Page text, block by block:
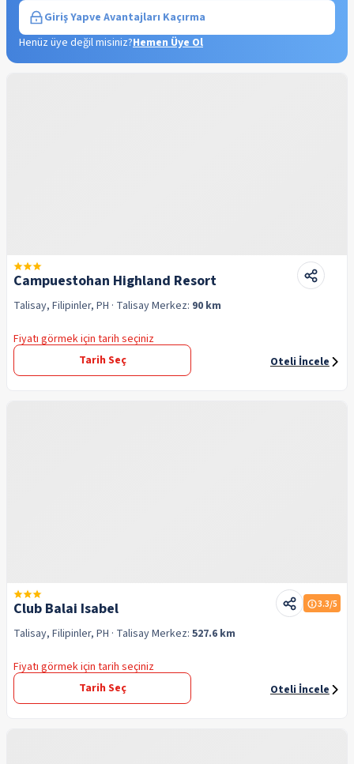
Giriş Yapve Avantajları Kaçırma
Henüz üye değil misiniz?Hemen Üye Ol
Campuestohan Highland Resort
Talisay, Filipinler, PH · TalisayMerkez: 90 km
Fiyatı görmek için tarih seçiniz
Tarih Seç
Oteli İncele
Club Balai Isabel 3.3/5
Talisay, Filipinler, PH · TalisayMerkez: 527.6 km
Fiyatı görmek için tarih seçiniz
Tarih Seç
Oteli İncele